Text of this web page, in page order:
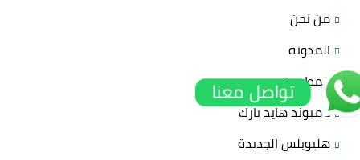
من نحن
المدونة
المطورين
كمبوند هايد بارك
هليوبلس الجديدة
تواصل معنا